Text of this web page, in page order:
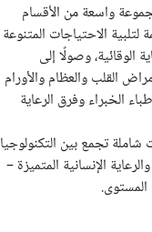
واسعة من الأقسام
الاحتياجات المتنوعة
الوقائية، وصولًا إلى
القلب والعظام والأورام
الخبراء وفرق الرعاية
تجمع بين التكنولوجيا
الإنسانية المتميزة –